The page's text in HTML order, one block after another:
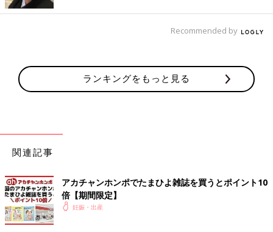
Recommended by
ランキングをもっと見る
関連記事
アカチャンホンポでたまひよ雑誌を買うとポイント10
倍【期間限定】
妊娠・出産